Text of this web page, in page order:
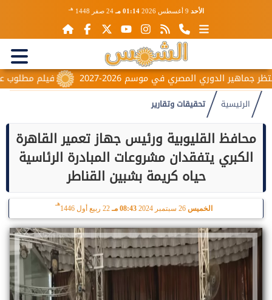
الأحد 01:14 مـ 24 صفر 1448 هـ
فيلم مطلوب عائليًا.. كريم
الرئيسية تحقيقات وتقارير
محافظ القليوبية ورئيس جهاز تعمير القاهرة
الكبري يتفقدان مشروعات المبادرة الرئاسية
حياه كريمة بشبين القناطر
الخميس 26 سبتمبر 2024 08:43 مـ 22 ربيع أول 1446
هـ